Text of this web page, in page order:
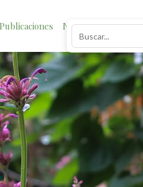
Publicaciones Noticias Impacto